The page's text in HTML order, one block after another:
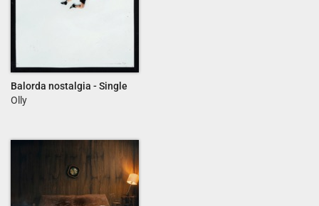
Balorda nostalgia - Single
Olly